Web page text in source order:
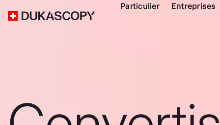
Particulier Entreprises